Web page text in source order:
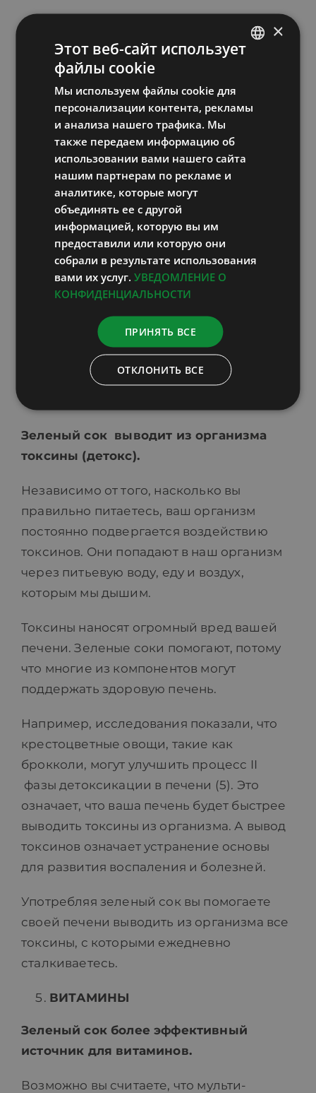
Подобно тому, как автомобиль нуждается
в бензине и моторном масле, ваша
иммунная система нуждается в
определенных питательных веществах
для правильной работы. Питательные
вещества должны постоянно пополняться.
При их нехватке функции организма
Например, дефицит цинка может сделать
вас значительно более восприимчивым к
простуде или гриппу. Ежедневная доза
витамина С также необходима для
поддержания вашего иммунитета
каждый день — это простой способ
пополнить питательные вещества,
необходимые вашей иммунной системе.
Зеленый сок выводит из организма
токсины (детокс).
Независимо от того, насколько вы
правильно питаетесь, ваш организм
постоянно подвергается воздействию
токсинов. Они попадают в наш организм
через питьевую воду, еду и воздух,
которым мы дышим.
Токсины наносят огромный вред вашей
печени. Зеленые соки помогают, потому
что многие из компонентов могут
поддержать здоровую печень.
Например, исследования показали, что
крестоцветные овощи, такие как
брокколи, могут улучшить процесс II
фазы детоксикации в печени (5). Это
означает, что ваша печень будет быстрее
выводить токсины из организма. А вывод
токсинов означает устранение основы
для развития воспаления и болезней.
Употребляя зеленый сок вы помогаете
своей печени выводить из организма все
токсины, с которыми ежедневно
сталкиваетесь.
ВИТАМИНЫ
Зеленый сок более эффективный
источник для витаминов.
Возможно вы считаете, что мульти-
RUSSIAN
LATVIAN
×
Этот веб-сайт использует
файлы cookie
Мы используем файлы cookie для
персонализации контента, рекламы
и анализа нашего трафика. Мы
также передаем информацию об
использовании вами нашего сайта
нашим партнерам по рекламе и
аналитике, которые могут
объединять ее с другой
информацией, которую вы им
предоставили или которую они
собрали в результате использования
вами их услуг. УВЕДОМЛЕНИЕ О
КОНФИДЕНЦИАЛЬНОСТИ
ПРИНЯТЬ ВСЕ
ОТКЛОНИТЬ ВСЕ